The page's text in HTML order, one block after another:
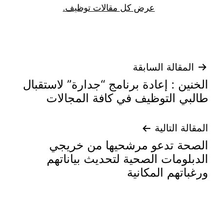
عرض كل مقالات توظيف.
تصفّح
المقالات
المقالة السابقة
الخنين : إعادة برنامج “جدارة” لاستقبال
طالبي التوظيف في كافة المجالات
المقالة التالية
الصحة تدعو مرشحيها من خريجي
الدبلومات الصحية لتحديث بياناتهم
ورغباتهم المكانية